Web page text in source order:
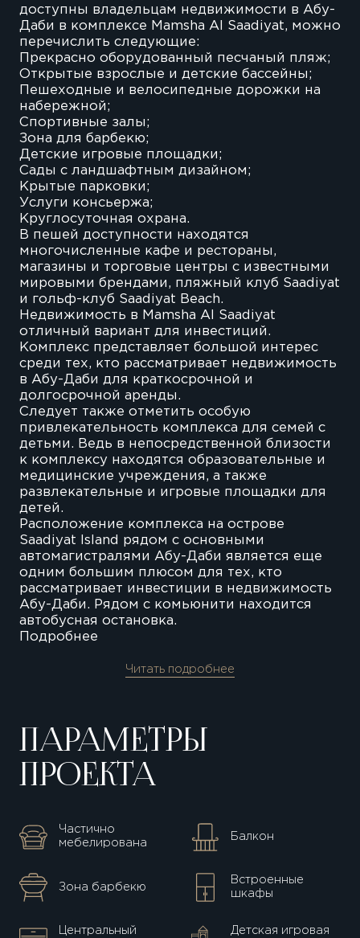
доступны владельцам недвижимости в Абу-
Даби в комплексе Mamsha Al Saadiyat, можно
перечислить следующие:
Прекрасно оборудованный песчаный пляж;
Открытые взрослые и детские бассейны;
Пешеходные и велосипедные дорожки на
набережной;
Спортивные залы;
Зона для барбекю;
Детские игровые площадки;
Сады с ландшафтным дизайном;
Крытые парковки;
Услуги консьержа;
Круглосуточная охрана.
В пешей доступности находятся
многочисленные кафе и рестораны,
магазины и торговые центры с известными
мировыми брендами, пляжный клуб Saadiyat
и гольф-клуб Saadiyat Beach.
Недвижимость в Mamsha Al Saadiyat
отличный вариант для инвестиций.
Комплекс представляет большой интерес
среди тех, кто рассматривает недвижимость
в Абу-Даби для краткосрочной и
долгосрочной аренды.
Следует также отметить особую
привлекательность комплекса для семей с
детьми. Ведь в непосредственной близости
к комплексу находятся образовательные и
медицинские учреждения, а также
развлекательные и игровые площадки для
детей.
Расположение комплекса на острове
Saadiyat Island рядом с основными
автомагистралями Абу-Даби является еще
одним большим плюсом для тех, кто
рассматривает инвестиции в недвижимость
Абу-Даби. Рядом с комьюнити находится
автобусная остановка.
Подробнее
Читать подробнее
ПАРАМЕТРЫ
ПРОЕКТА
Частично
мебелирована
Балкон
Зона барбекю
Встроенные
шкафы
Центральный Детская игровая